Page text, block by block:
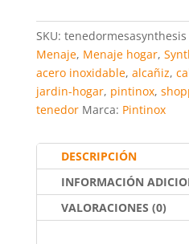
c
e
b
o
o
k
itt
er
ai
l
at
s
A
p
p
SKU: tenedormesasynthesis
Menaje, Menaje hogar,
acero inoxidable, alcañiz,
jardin-hogar, pintinox,
tenedor Marca: Pintinox
DESCRIPCIÓN
INFORMACIÓN
VALORACIONES (0)